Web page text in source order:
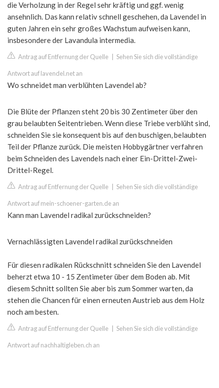
die Verholzung in der Regel sehr kräftig und ggf. wenig
ansehnlich. Das kann relativ schnell geschehen, da Lavendel in
guten Jahren ein sehr großes Wachstum aufweisen kann,
insbesondere der Lavandula intermedia.
Antrag auf Entfernung der Quelle Sehen Sie sich die vollständige
Antwort auf lavendel.net an
Wo schneidet man verblühten Lavendel ab?
Die Blüte der Pflanzen steht 20 bis 30 Zentimeter über den
grau belaubten Seitentrieben. Wenn diese Triebe verblüht sind,
schneiden Sie sie konsequent bis auf den buschigen, belaubten
Teil der Pflanze zurück. Die meisten Hobbygärtner verfahren
beim Schneiden des Lavendels nach einer Ein-Drittel-Zwei-
Drittel-Regel.
Antrag auf Entfernung der Quelle Sehen Sie sich die vollständige
Antwort auf mein-schoener-garten.de an
Kann man Lavendel radikal zurückschneiden?
Vernachlässigten Lavendel radikal zurückschneiden
Für diesen radikalen Rückschnitt schneiden Sie den Lavendel
beherzt etwa 10 - 15 Zentimeter über dem Boden ab. Mit
diesem Schnitt sollten Sie aber bis zum Sommer warten, da
stehen die Chancen für einen erneuten Austrieb aus dem Holz
noch am besten.
Antrag auf Entfernung der Quelle Sehen Sie sich die vollständige
Antwort auf nachhaltigleben.ch an